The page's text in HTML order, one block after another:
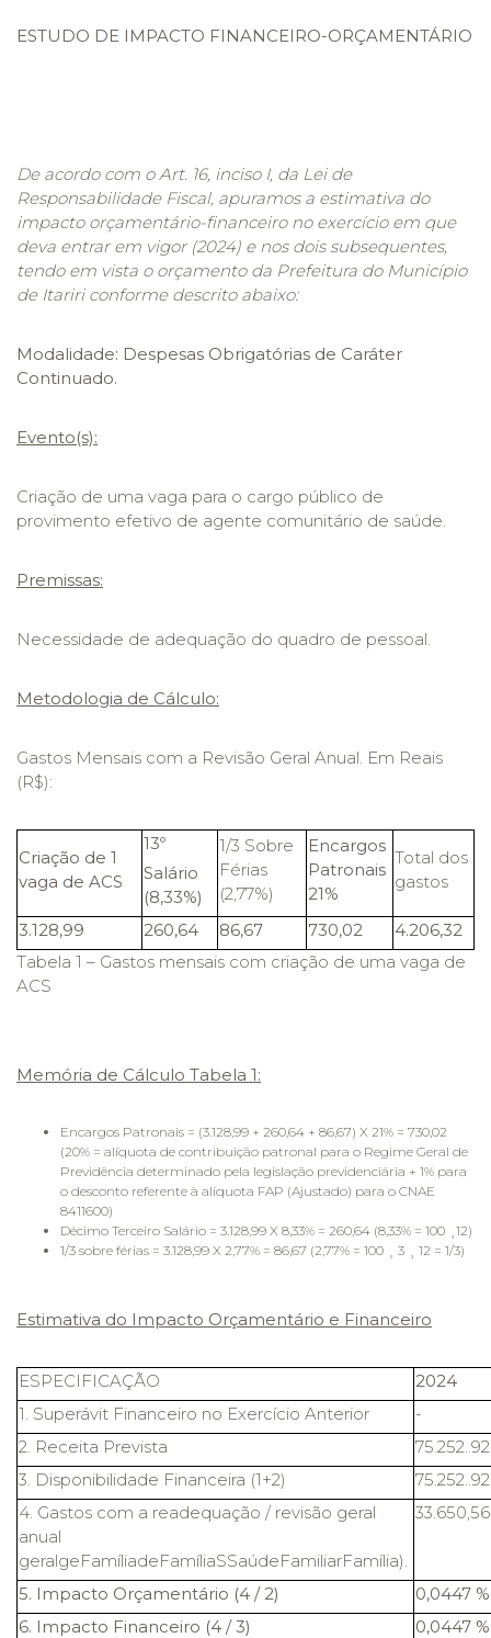
ESTUDO DE IMPACTO FINANCEIRO-ORÇAMENTÁRIO
De acordo com o Art. 16, inciso I, da Lei de
Responsabilidade Fiscal, apuramos a estimativa do
impacto orçamentário-financeiro no exercício em que
deva entrar em vigor (2024) e nos dois subsequentes,
tendo em vista o orçamento da Prefeitura do Município
de Itariri conforme descrito abaixo:
Modalidade: Despesas Obrigatórias de Caráter
Continuado.
Evento(s):
Criação de uma vaga para o cargo público de
provimento efetivo de agente comunitário de saúde.
Premissas:
Necessidade de adequação do quadro de pessoal.
Metodologia de Cálculo:
Gastos Mensais com a Revisão Geral Anual. Em Reais
(R$):
Criação de 1
vaga de ACS
13º
Salário
(8,33%)
1/3 Sobre
Férias
(2,77%)
Encargos
Patronais
21%
Total dos
gastos
3.128,99 260,64 86,67 730,02
4.206,32
Tabela 1 – Gastos mensais com criação de uma vaga de
ACS
Memória de Cálculo Tabela 1:
Encargos Patronais = (3.128,99 + 260,64 + 86,67) X 21% = 730,02
(20% = alíquota de contribuição patronal para o Regime Geral de
Previdência determinado pela legislação previdenciária + 1% para
o desconto referente à alíquota FAP (Ajustado) para o CNAE
8411600)
Décimo Terceiro Salário = 3.128,99 X 8,33% = 260,64 (8,33% = 100 ¸12)
1/3 sobre férias = 3.128,99 X 2,77% = 86,67 (2,77% = 100 ¸ 3 ¸ 12 = 1/3)
Estimativa do Impacto Orçamentário e Financeiro
ESPECIFICAÇÃO
2024
1. Superávit Financeiro no Exercício Anterior
-
2. Receita Prevista
3. Disponibilidade Financeira (1+2)
4. Gastos com a readequação / revisão geral
anual
geralgeFamíliadeFamíliaSSaúdeFamiliarFamília).
33.650,56
5. Impacto Orçamentário (4 / 2)
0,0447 %
6. Impacto Financeiro (4 / 3)
0,0447 %